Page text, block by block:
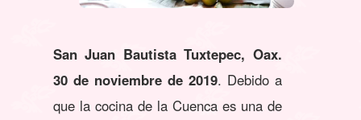
San Juan Bautista Tuxtepec, Oax.
30 de noviembre de 2019. Debido a
que la cocina de la Cuenca es una de